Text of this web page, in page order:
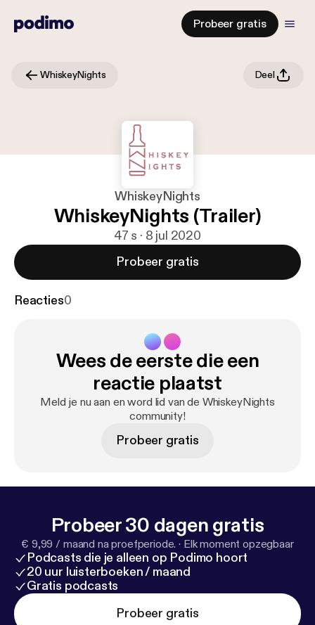
Probeer gratis
WhiskeyNights Deel
WhiskeyNights
WhiskeyNights (Trailer)
47 s · 8 jul 2020
Probeer gratis
Reacties0
Wees de eerste die een
reactie plaatst
Meld je nu aan en word lid van de WhiskeyNights
community!
Probeer gratis
Probeer 30 dagen gratis
€ 9,99 / maand na proefperiode. · Elk moment opzegbaar
Podcasts die je alleen op Podimo hoort
20 uur luisterboeken / maand
Gratis podcasts
Probeer gratis